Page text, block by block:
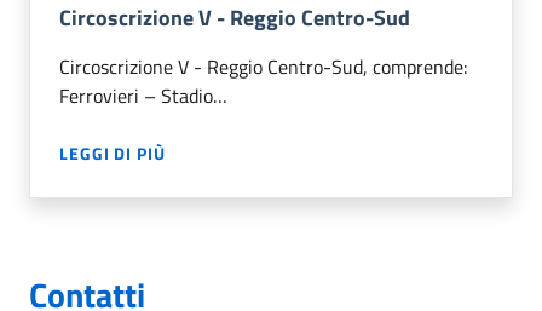
Circoscrizione V - Reggio Centro-Sud
Circoscrizione V - Reggio Centro-Sud, comprende:
Ferrovieri – Stadio…
LEGGI DI PIÙ
Contatti